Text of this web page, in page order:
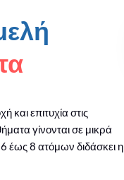
και επιτυχία στις
γίνονται σε μικρά
έως 8 ατόμων διδάσκει η